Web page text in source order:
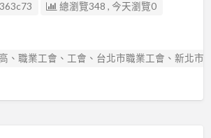
總瀏覽348 , 今天瀏覽0
、職業工會、工會、台北市職業工會、新北